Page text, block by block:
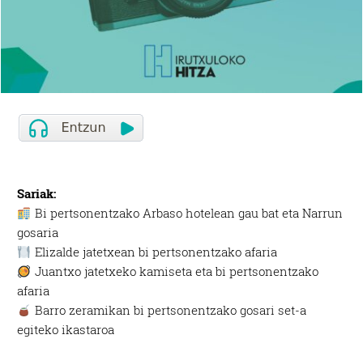
Sariak:
​ Bi pertsonentzako Arbaso hotelean gau bat eta Narrun
gosaria
Elizalde jatetxean bi pertsonentzako afaria
Juantxo jatetxeko kamiseta eta bi pertsonentzako
afaria
​ Barro zeramikan bi pertsonentzako gosari set-a
egiteko ikastaroa